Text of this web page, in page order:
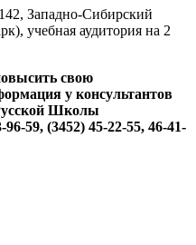
Западно-Сибирский
учебная аудитория на 2
свою
у консультантов
Школы
59, (3452) 45-22-55, 46-41-